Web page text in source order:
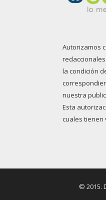
Autorizamos
la condición
nuestra
Esta
cuales tienen
© 2015.